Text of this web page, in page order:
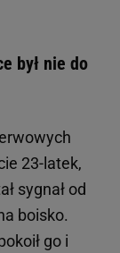
był nie do
23-latek,
sygnał od
boisko.
go i